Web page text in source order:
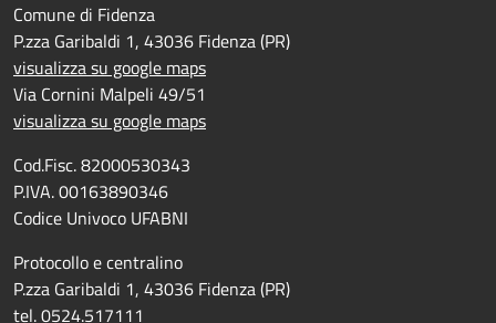
Comune di Fidenza
P.zza Garibaldi 1, 43036 Fidenza (PR)
visualizza su google maps
Via Cornini Malpeli 49/51
visualizza su google maps
Cod.Fisc. 82000530343
P.IVA. 00163890346
Codice Univoco UFABNI
Protocollo e centralino
P.zza Garibaldi 1, 43036 Fidenza (PR)
tel. 0524.517111